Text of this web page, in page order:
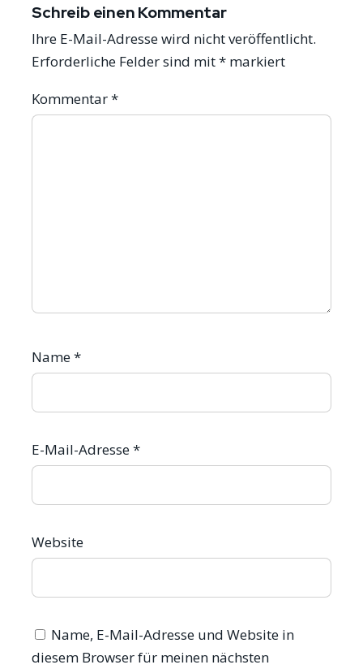
Schreib einen Kommentar
Ihre E-Mail-Adresse wird nicht veröffentlicht.
Erforderliche Felder sind mit* markiert
Kommentar*
Name*
E-Mail-Adresse*
Website
Name, E-Mail-Adresse und Website in
diesem Browser für meinen nächsten